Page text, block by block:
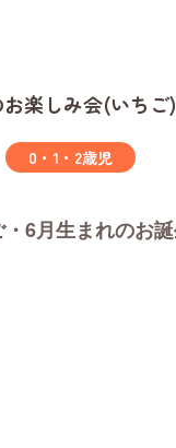
楽しみ会(いちご)
0・1・2歳児